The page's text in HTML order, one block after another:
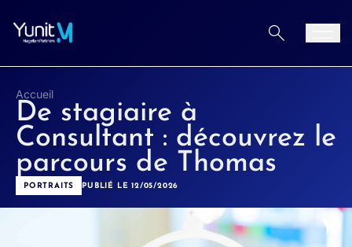
Accueil
De stagiaire à
Consultant : découvrez le
parcours de Thomas
PORTRAITS PUBLIÉ LE 12/05/2026